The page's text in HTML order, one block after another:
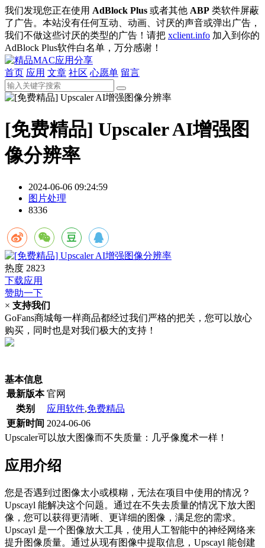
我们发现您正在使用 AdBlock Plus 或者其他 ABP 类软件屏蔽
了广告。本站没有任何互动、动画、讨厌的声音或弹出广告，
我们不做这些讨厌的类型的广告！请把 xclient.info 加入到你的
AdBlock Plus软件白名单，万分感谢！
首页 应用 文章 社区 心愿单 留言
[免费精品] Upscaler AI增强图
像分辨率
2024-06-06 09:24:59
图片处理
8336
热度 2823
下载应用
赞助一下
× 支持我们
GoFans商城每一样商品都经过我们严格的把关，您可以放心
购买，同时也是对我们极大的支持！
基本信息
最新版本 官网
类别
应用软件,免费精品
更新时间 2024-06-06
Upscaler可以放大图像而不失质量：几乎像魔术一样！
应用介绍
您是否遇到过图像太小或模糊，无法在项目中使用的情况？
Upscayl 能解决这个问题。通过在不失去质量的情况下放大图
像，您可以获得更清晰、更详细的图像，满足您的需求。
Upscayl 是一个图像放大工具，使用人工智能中的神经网络来
提升图像质量。通过从现有图像中提取信息，Upscayl 能创建